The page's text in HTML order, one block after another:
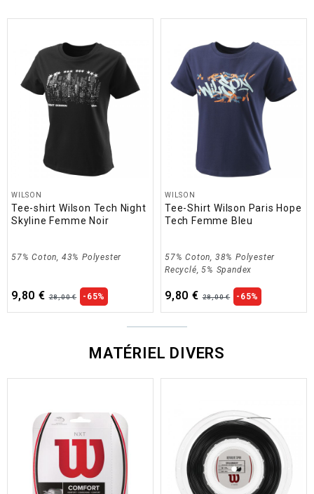
WILSON
Tee-shirt Wilson Tech Night
Skyline Femme Noir
57% Coton, 43% Polyester
9,80 € 28,00 € -65%
WILSON
Tee-Shirt Wilson Paris Hope
Tech Femme Bleu
57% Coton, 38% Polyester
Recyclé, 5% Spandex
9,80 € 28,00 € -65%
MATÉRIEL DIVERS